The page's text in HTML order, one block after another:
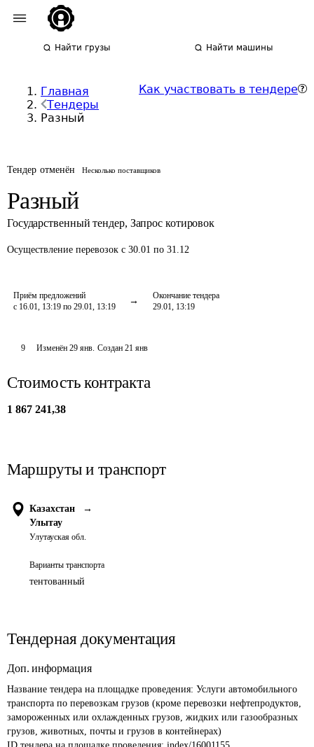
Найти грузы Найти машины
Главная
Тендеры
Разный
Как участвовать в тендере
Тендер отменён Несколько поставщиков
Разный
Государственный тендер, Запрос котировок
Осуществление перевозок с 30.01 по 31.12
Приём предложений
с 16.01, 13:19 по 29.01, 13:19
Окончание тендера
29.01, 13:19
9 Изменён 29 янв. Создан 21 янв
Стоимость контракта
1 867 241,38
Маршруты и транспорт
Казахстан
→
Улытау
Улутауская обл.
Варианты транспорта
тентованный
Тендерная документация
Доп. информация
Название тендера на площадке проведения: Услуги автомобильного
транспорта по перевозкам грузов (кроме перевозки нефтепродуктов,
замороженных или охлажденных грузов, жидких или газообразных
грузов, животных, почты и грузов в контейнерах)